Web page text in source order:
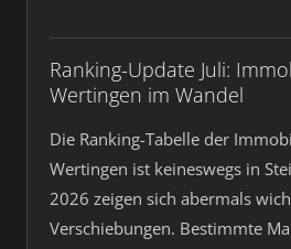
Ranking-Update Juli:
Wertingen im Wandel
Die Ranking-Tabelle der
Wertingen ist keineswegs in
2026 zeigen sich abermals
Verschiebungen. Bestimmte